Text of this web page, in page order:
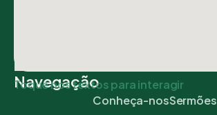
Navegação
Toque nos textos para interagir
Conheça-nosSermões